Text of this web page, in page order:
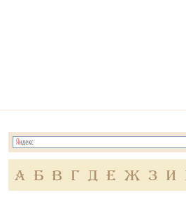
А Б В Г Д Е Ж З И